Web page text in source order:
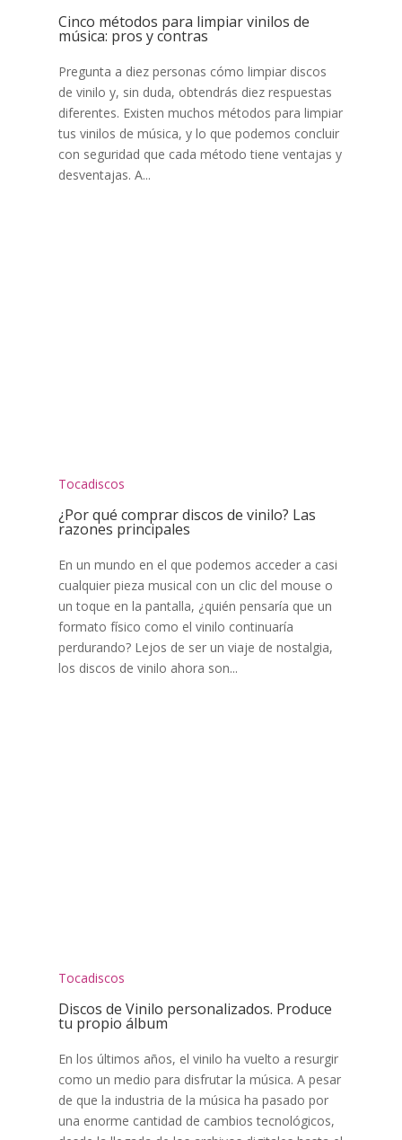
Cinco métodos para limpiar vinilos de
música: pros y contras
Pregunta a diez personas cómo limpiar discos
de vinilo y, sin duda, obtendrás diez respuestas
diferentes. Existen muchos métodos para limpiar
tus vinilos de música, y lo que podemos concluir
con seguridad que cada método tiene ventajas y
desventajas. A...
Tocadiscos
¿Por qué comprar discos de vinilo? Las
razones principales
En un mundo en el que podemos acceder a casi
cualquier pieza musical con un clic del mouse o
un toque en la pantalla, ¿quién pensaría que un
formato físico como el vinilo continuaría
perdurando? Lejos de ser un viaje de nostalgia,
los discos de vinilo ahora son...
Tocadiscos
Discos de Vinilo personalizados. Produce
tu propio álbum
En los últimos años, el vinilo ha vuelto a resurgir
como un medio para disfrutar la música. A pesar
de que la industria de la música ha pasado por
una enorme cantidad de cambios tecnológicos,